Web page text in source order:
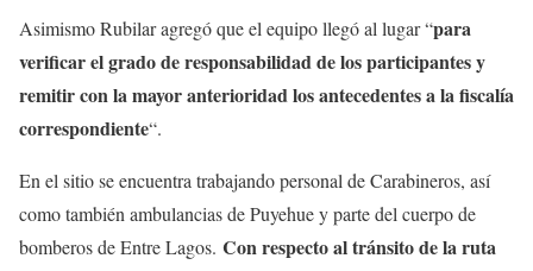
Asimismo Rubilar agregó que el equipo llegó al lugar “para
verificar el grado de responsabilidad de los participantes y
remitir con la mayor anterioridad los antecedentes a la fiscalía
correspondiente“.
En el sitio se encuentra trabajando personal de Carabineros, así
como también ambulancias de Puyehue y parte del cuerpo de
bomberos de Entre Lagos. Con respecto al tránsito de la ruta